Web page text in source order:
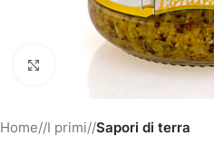
Clicca per ingrandire
Home/ I primi/ Sapori di terra